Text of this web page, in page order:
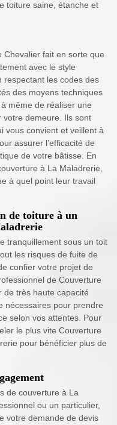
toiture saine, étanche et
Chevalier fait en sorte que
avec le style
respectant les codes des
des moyens techniques
même de réaliser une
demeure. Ils sont
vous convient et veillent à
assurer l’efficacité de
de votre bâtisse. En
à La Maladrerie,
à quel point leur travail
de toiture à un
tranquillement sous un toit
les risques de fuite de
confier votre projet de
de Couverture
de très haute capacité
nécessaires pour prendre
selon vos attentes. Pour
le plus vite Couverture
pour bénéficier plus de
de couverture à La
ou un particulier,
votre demande de devis